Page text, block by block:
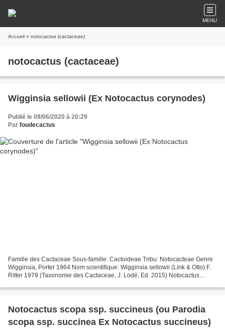
MENU
Accueil » notocactus (cactaceae)
notocactus (cactaceae)
Wigginsia sellowii (Ex Notocactus corynodes)
Publié le 09/06/2020 à 20:29
Par foudecactus
Famille des Cactaceae Sous-famille: Cactoideae Tribu: Notocacteae Genre
Wigginsia, Porter 1964 Nom scientifique: Wigginsia sellowii (Link & Otto) F.
Ritter 1979 (Taxonomie des Cactaceae, J. Lodé, Ed. 2015) Notocactus
Notocactus scopa ssp. succineus (ou Parodia
scopa ssp. succinea Ex Notocactus succineus)